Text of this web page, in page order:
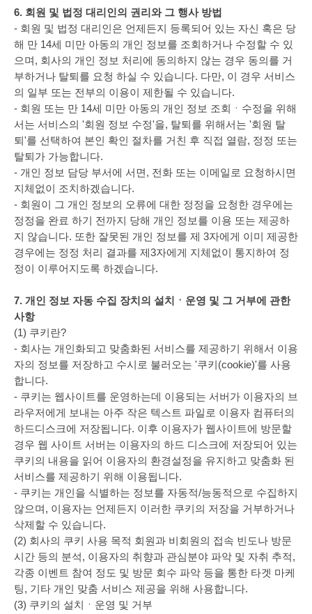
6. 회원 및 법정 대리인의 권리와 그 행사 방법
- 회원 및 법정 대리인은 언제든지 등록되어 있는 자신 혹은 당
해 만 14세 미만 아동의 개인 정보를 조회하거나 수정할 수 있
으며, 회사의 개인 정보 처리에 동의하지 않는 경우 동의를 거
부하거나 탈퇴를 요청 하실 수 있습니다. 다만, 이 경우 서비스
의 일부 또는 전부의 이용이 제한될 수 있습니다.
- 회원 또는 만 14세 미만 아동의 개인 정보 조회ㆍ수정을 위해
서는 서비스의 '회원 정보 수정'을, 탈퇴를 위해서는 '회원 탈
퇴'를 선택하여 본인 확인 절차를 거친 후 직접 열람, 정정 또는
탈퇴가 가능합니다.
- 개인 정보 담당 부서에 서면, 전화 또는 이메일로 요청하시면
지체없이 조치하겠습니다.
- 회원이 그 개인 정보의 오류에 대한 정정을 요청한 경우에는
정정을 완료 하기 전까지 당해 개인 정보를 이용 또는 제공하
지 않습니다. 또한 잘못된 개인 정보를 제 3자에게 이미 제공한
경우에는 정정 처리 결과를 제3자에게 지체없이 통지하여 정
정이 이루어지도록 하겠습니다.
7. 개인 정보 자동 수집 장치의 설치ㆍ운영 및 그 거부에 관한
사항
(1) 쿠키란?
- 회사는 개인화되고 맞춤화된 서비스를 제공하기 위해서 이용
자의 정보를 저장하고 수시로 불러오는 '쿠키(cookie)'를 사용
합니다.
- 쿠키는 웹사이트를 운영하는데 이용되는 서버가 이용자의 브
라우저에게 보내는 아주 작은 텍스트 파일로 이용자 컴퓨터의
하드디스크에 저장됩니다. 이후 이용자가 웹사이트에 방문할
경우 웹 사이트 서버는 이용자의 하드 디스크에 저장되어 있는
쿠키의 내용을 읽어 이용자의 환경설정을 유지하고 맞춤화 된
서비스를 제공하기 위해 이용됩니다.
- 쿠키는 개인을 식별하는 정보를 자동적/능동적으로 수집하지
않으며, 이용자는 언제든지 이러한 쿠키의 저장을 거부하거나
삭제할 수 있습니다.
(2) 회사의 쿠키 사용 목적 회원과 비회원의 접속 빈도나 방문
시간 등의 분석, 이용자의 취향과 관심분야 파악 및 자취 추적,
각종 이벤트 참여 정도 및 방문 회수 파악 등을 통한 타겟 마케
팅, 기타 개인 맞춤 서비스 제공을 위해 사용합니다.
(3) 쿠키의 설치ㆍ운영 및 거부